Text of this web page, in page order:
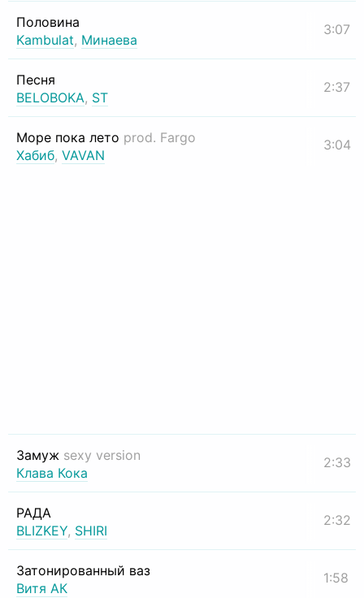
Половина
Kambulat, Минаева
3:07
Песня
BELOBOKA, ST
2:37
Море пока лето prod. Fargo
Хабиб, VAVAN
3:04
Замуж sexy version
Клава Кока
2:33
РАДА
BLIZKEY, SHIRI
2:32
Затонированный ваз
Витя АК
1:58